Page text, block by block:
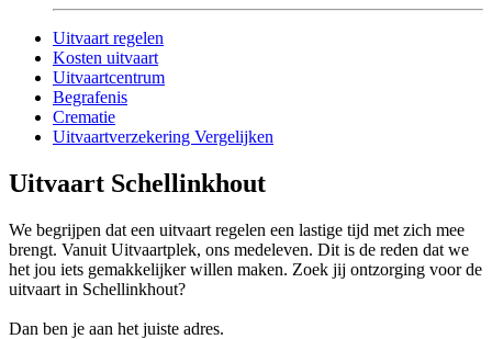
Uitvaart regelen
Kosten uitvaart
Uitvaartcentrum
Begrafenis
Crematie
Uitvaartverzekering Vergelijken
Uitvaart Schellinkhout
We begrijpen dat een uitvaart regelen een lastige tijd met zich mee
brengt. Vanuit Uitvaartplek, ons medeleven. Dit is de reden dat we
het jou iets gemakkelijker willen maken. Zoek jij ontzorging voor de
uitvaart in Schellinkhout?
Dan ben je aan het juiste adres.